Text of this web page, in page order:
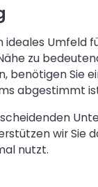
ideales Umfeld
zu
benötigen Sie
abgestimmt
wir Sie
nutzt.